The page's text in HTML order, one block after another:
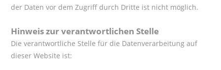
der Daten vor dem Zugriff durch Dritte ist nicht möglich.
Hinweis zur verantwortlichen Stelle
Die verantwortliche Stelle für die Datenverarbeitung auf
dieser Website ist: